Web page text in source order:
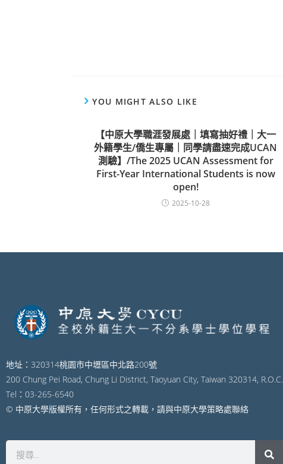
YOU MIGHT ALSO LIKE
【中原大學職涯發展處｜填寫抽好禮｜大一
外籍學生/僑生專屬｜同學請盡速完成UCAN
測驗】/The 2025 UCAN Assessment for
First-Year International Students is now
open!
2025-10-28
地址：320314桃園市中壢區中北路200號
200 Chung Pei Road, Chung Li District, Taoyuan City, Taiwan 320314, R.O.C.
Tel：03-265-6540
© 中原大學版權所有，任何形式之轉載，請與中原大學策略處聯絡